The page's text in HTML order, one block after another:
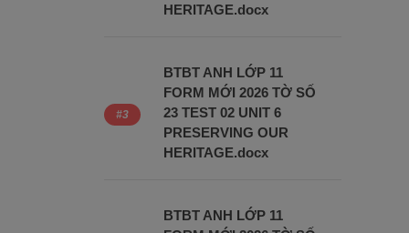
HERITAGE.docx
BTBT ANH LỚP 11
FORM MỚI 2026 TỜ SỐ
23 TEST 02 UNIT 6
PRESERVING OUR
HERITAGE.docx
BTBT ANH LỚP 11